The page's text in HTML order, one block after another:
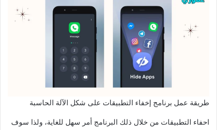
طريقة عمل برنامج إخفاء التطبيقات على شكل الآلة الحاسبة
احفاء التطبيقات من خلال ذلك البرنامج أمر سهل للغاية، ولذا سوف